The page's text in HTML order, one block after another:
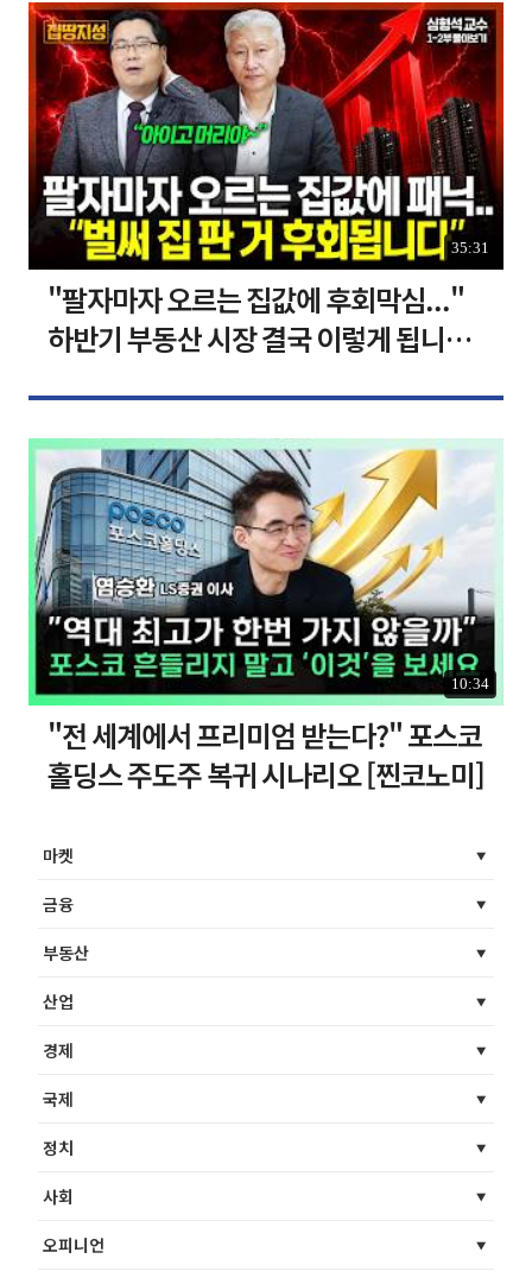
35:31
"팔자마자 오르는 집값에 후회막심..."
하반기 부동산 시장 결국 이렇게 됩니다 I
10:34
"전 세계에서 프리미엄 받는다?" 포스코
홀딩스 주도주 복귀 시나리오 [찐코노미]
마켓
금융
부동산
산업
경제
국제
정치
사회
오피니언